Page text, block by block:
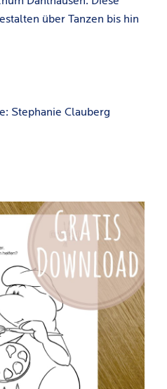
über Tanzen bis hin
Stephanie Clauberg